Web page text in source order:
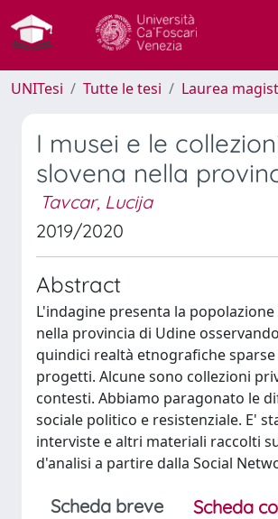
UNITesi Tutte le tesi Laurea
I musei e le
slovena nella
Tavcar, Lucija
2019/2020
Abstract
L'indagine presenta la
nella provincia di Udine
quindici realtà etnografiche
progetti. Alcune sono collezioni
contesti. Abbiamo paragonato le
sociale politico e resistenziale. E'
interviste e altri materiali raccolti
d'analisi a partire dalla Social
Scheda breve Scheda